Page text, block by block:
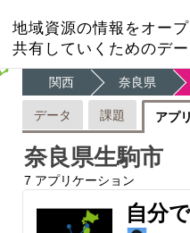
地域資源の情報をオー
共有していくためのデ
関西 奈良県
データ 課題 アプ
奈良県生駒市
7 アプリケーション
自分